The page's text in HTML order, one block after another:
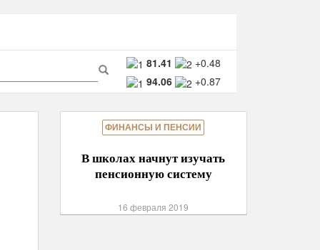
81.41
+0.48
94.06
+0.87
Поиск
ФИНАНСЫ И ПЕНСИИ
В школах начнут изучать
пенсионную систему
16 февраля 2019